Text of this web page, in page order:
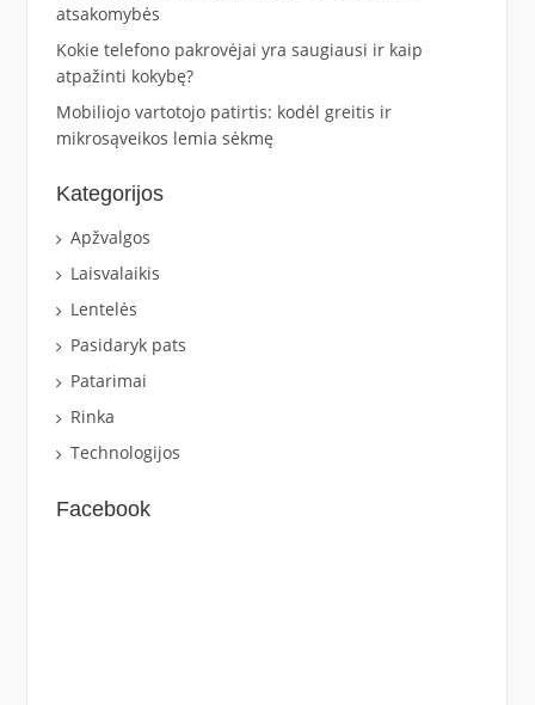
atsakomybės
Kokie telefono pakrovėjai yra saugiausi ir kaip
atpažinti kokybę?
Mobiliojo vartotojo patirtis: kodėl greitis ir
mikrosąveikos lemia sėkmę
Kategorijos
Apžvalgos
Laisvalaikis
Lentelės
Pasidaryk pats
Patarimai
Rinka
Technologijos
Facebook